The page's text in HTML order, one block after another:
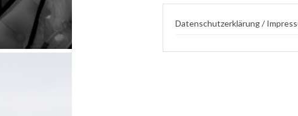
Datenschutzerklärung /